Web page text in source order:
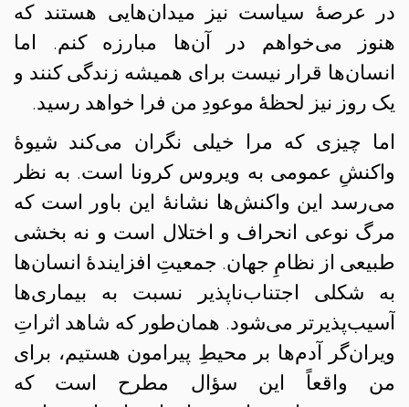
در عرصهٔ سیاست نیز میدان‌هایی هستند که
هنوز می‌خواهم در آن‌ها مبارزه کنم. اما
انسان‌ها قرار نیست برای همیشه زندگی کنند و
یک روز نیز لحظهٔ موعودِ من فرا خواهد رسید.
اما چیزی که مرا خیلی نگران می‌کند شیوهٔ
واکنشِ عمومی به ویروس کرونا است. به نظر
می‌رسد این واکنش‌ها نشانهٔ این باور است که
مرگ نوعی انحراف و اختلال است و نه بخشی
طبیعی از نظامِ جهان. جمعیتِ افزایندهٔ انسان‌ها
به شکلی اجتناب‌ناپذیر نسبت به بیماری‌ها
آسیب‌پذیرتر می‌شود. همان‌طور که شاهد اثراتِ
ویران‌گر آدم‌ها بر محیطِ پیرامون هستیم، برای
من واقعاً این سؤال مطرح است که